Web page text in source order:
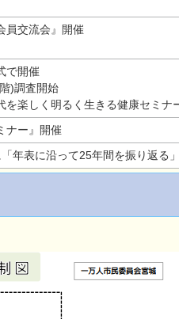
員交流会』開催
で開催
)調査開始
楽しく明るく生きる健康セミナ
ナー』開催
年表に沿って25年間を振り返る